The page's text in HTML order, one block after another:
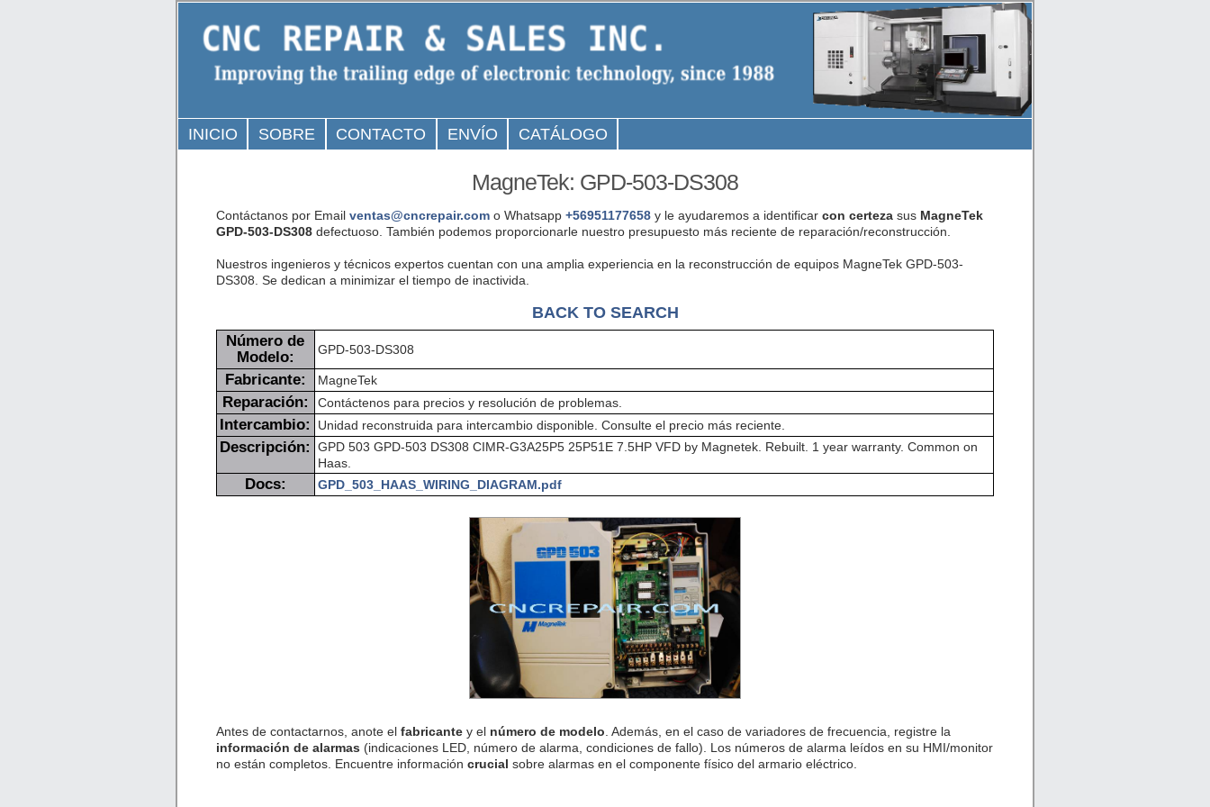
INICIO SOBRE CONTACTO ENVÍO CATÁLOGO
MagneTek: GPD-503-DS308
Contáctanos por Email ventas@cncrepair.como Whatsapp +56951177658y le ayudaremos a identificar con certezasus MagneTek
GPD-503-DS308defectuoso. También podemos proporcionarle nuestro presupuesto más reciente de reparación/reconstrucción.
Nuestros ingenieros y técnicos expertos cuentan con una amplia experiencia en la reconstrucción de equipos MagneTek GPD-503-
DS308. Se dedican a minimizar el tiempo de inactivida.
BACK TO SEARCH
Número de
Modelo:
GPD-503-DS308
Fabricante: MagneTek
Reparación: Contáctenos para precios y resolución de problemas.
Intercambio: Unidad reconstruida para intercambio disponible. Consulte el precio más reciente.
Descripción:
GPD 503 GPD-503 DS308 CIMR-G3A25P5 25P51E 7.5HP VFD by Magnetek. Rebuilt. 1 year warranty. Common on
Haas.
Docs: GPD_503_HAAS_WIRING_DIAGRAM.pdf
Antes de contactarnos, anote el fabricantey el número de modelo . Además, en el caso de variadores de frecuencia, registre la
información de alarmas (indicaciones LED, número de alarma, condiciones de fallo). Los números de alarma leídos en su HMI/monitor
no están completos. Encuentre información crucial sobre alarmas en el componente físico del armario eléctrico.